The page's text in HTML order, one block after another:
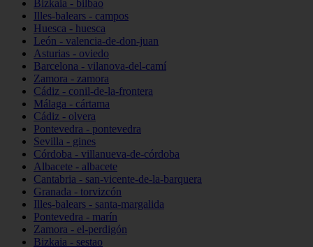
Bizkaia - bilbao
Illes-balears - campos
Huesca - huesca
León - valencia-de-don-juan
Asturias - oviedo
Barcelona - vilanova-del-camí
Zamora - zamora
Cádiz - conil-de-la-frontera
Málaga - cártama
Cádiz - olvera
Pontevedra - pontevedra
Sevilla - gines
Córdoba - villanueva-de-córdoba
Albacete - albacete
Cantabria - san-vicente-de-la-barquera
Granada - torvizcón
Illes-balears - santa-margalida
Pontevedra - marín
Zamora - el-perdigón
Bizkaia - sestao